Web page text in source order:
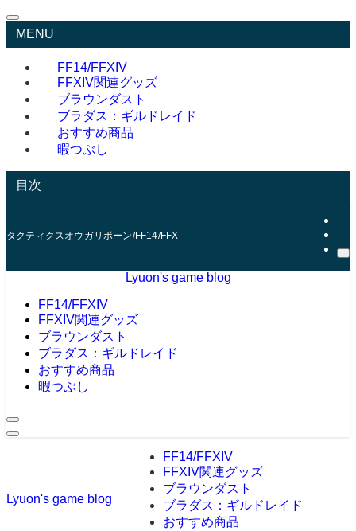
MENU
FF14/FFXIV
FFXIV関連グッズ
ブラウンダスト
ブラダス：ギルドレイド
おすすめ商品
暇つぶし
目次
タクティクスオウガリボーン/FF14/FFXIV/ブラウンダスト/ゲームブログ/たまに
Lyuon's game blog
FF14/FFXIV
FFXIV関連グッズ
ブラウンダスト
ブラダス：ギルドレイド
おすすめ商品
暇つぶし
Lyuon's game blog
FF14/FFXIV
FFXIV関連グッズ
ブラウンダスト
ブラダス：ギルドレイド
おすすめ商品